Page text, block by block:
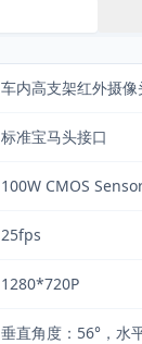
车内高支架红外摄像
标准宝马头接口
100W CMOS
25fps
1280*720P
垂直角度：56°，水